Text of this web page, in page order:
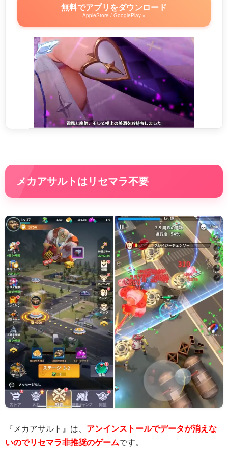
無料でアプリをダウンロード
AppleStore / GooglePlay »
メカアサルトはリセマラ不要
『メカアサルト』は、 アンインストールでデータが消えな
いのでリセマラ非推奨のゲームです。